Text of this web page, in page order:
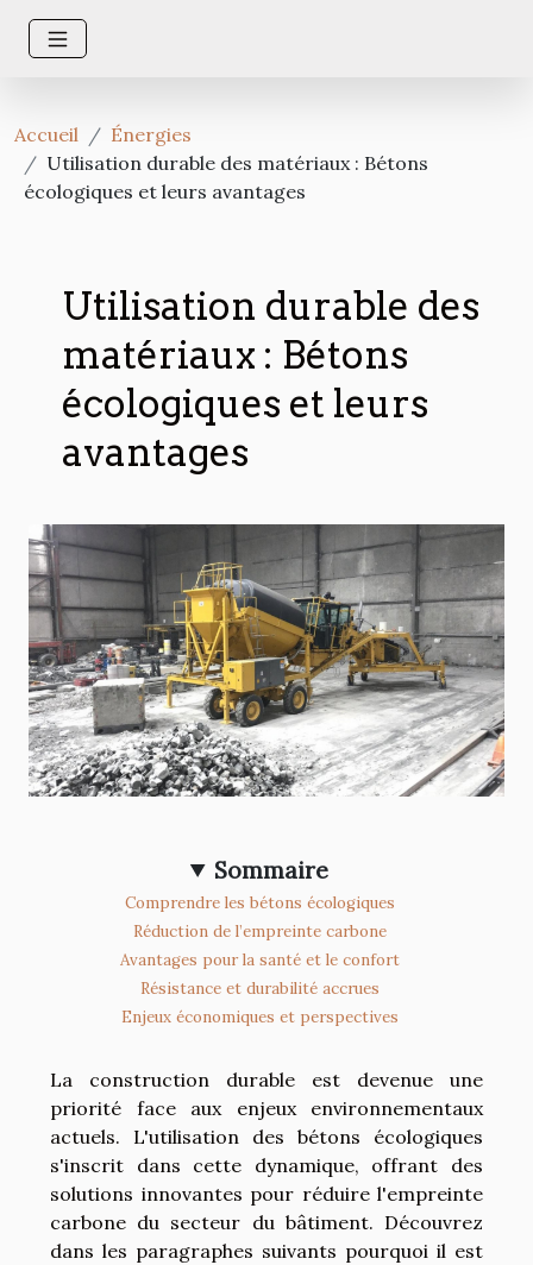
Accueil
Énergies
Utilisation durable des matériaux : Bétons
écologiques et leurs avantages
Utilisation durable des
matériaux : Bétons
écologiques et leurs
avantages
Sommaire
Comprendre les bétons écologiques
Réduction de l’empreinte carbone
Avantages pour la santé et le confort
Résistance et durabilité accrues
Enjeux économiques et perspectives
La construction durable est devenue une
priorité face aux enjeux environnementaux
actuels. L'utilisation des bétons écologiques
s'inscrit dans cette dynamique, offrant des
solutions innovantes pour réduire l'empreinte
carbone du secteur du bâtiment. Découvrez
dans les paragraphes suivants pourquoi il est